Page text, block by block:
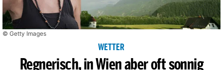
© Getty Images
WETTER
Regnerisch, in Wien aber oft sonnig